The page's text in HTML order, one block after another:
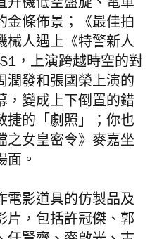
升機低空盤旋、電單
金條佈景；《最佳拍
械人遇上《特警新人
，上演跨越時空的對
潤發和張國榮上演的
，變成上下倒置的錯
捷的「劇照」；你也
之女皇密令》麥嘉坐
面。
電影道具的仿製品及
片，包括許冠傑、郭